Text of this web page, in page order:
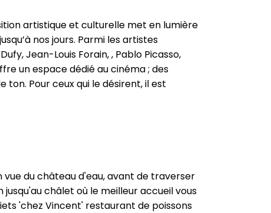
artistique et culturelle met en lumière
nos jours. Parmi les artistes
Jean-Louis Forain, , Pablo Picasso,
un espace dédié au cinéma ; des
Pour ceux qui le désirent, il est
vue du château d'eau, avant de traverser
châlet où le meilleur accueil vous
'chez Vincent' restaurant de poissons